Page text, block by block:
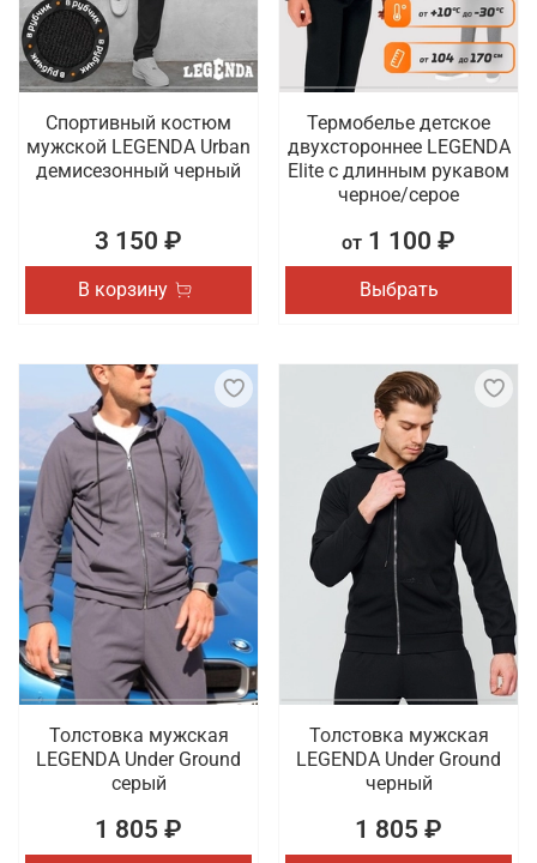
Спортивный костюм
мужской LEGENDA Urban
демисезонный черный
3 150 ₽
В корзину
Термобелье детское
двухстороннее LEGENDA
Elite с длинным рукавом
черное/серое
от 1 100 ₽
Выбрать
Толстовка мужская
LEGENDA Under Ground
серый
1 805 ₽
Толстовка мужская
LEGENDA Under Ground
черный
1 805 ₽